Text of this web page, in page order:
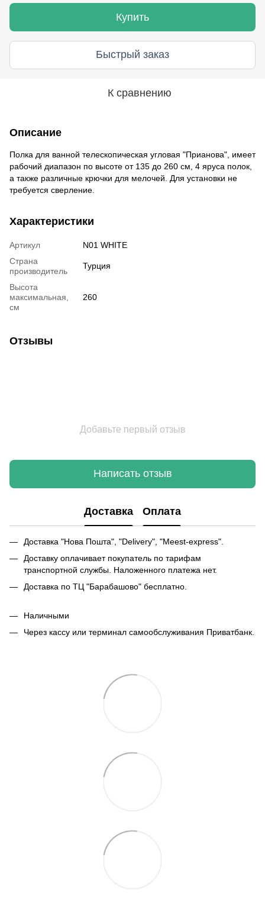
Купить
Быстрый заказ
К сравнению
Описание
Полка для ванной телескопическая угловая "Прианова", имеет
рабочий диапазон по высоте от 135 до 260 см, 4 яруса полок,
а также различные крючки для мелочей. Для установки не
требуется сверление.
Характеристики
Артикул
N01 WHITE
Страна
производитель
Турция
Высота
максимальная,
см
260
Отзывы
Добавьте первый отзыв
Написать отзыв
Доставка Оплата
Доставка "Нова Пошта", "Delivery", "Meest-express".
Доставку оплачивает покупатель по тарифам
транспортной службы. Наложенного платежа нет.
Доставка по ТЦ "Барабашово" бесплатно.
Наличными
Через кассу или терминал самообслуживания Приватбанк.